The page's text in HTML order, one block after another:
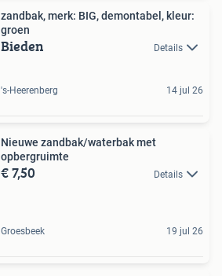
zandbak, merk: BIG, demontabel, kleur:
groen
Bieden Details
's-Heerenberg 14 jul 26
Nieuwe zandbak/waterbak met
opbergruimte
€ 7,50 Details
Groesbeek 19 jul 26